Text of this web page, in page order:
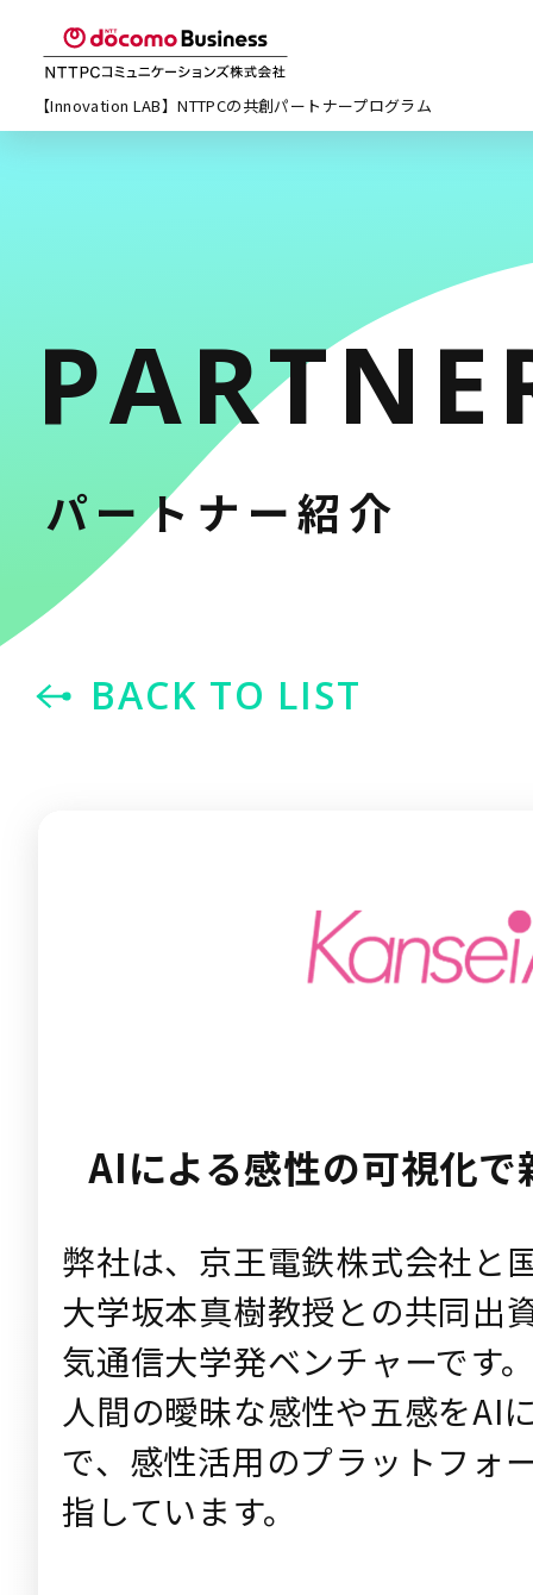
【Innovation LAB】NTTPCの共創パートナープログラム
パートナー紹介
BACK TO LIST
AIによる感性の可視化
弊社は、京王電鉄株式会社と
大学坂本真樹教授との共同出
気通信大学発ベンチャーです
人間の曖昧な感性や五感をAI
で、感性活用のプラットフォ
指しています。